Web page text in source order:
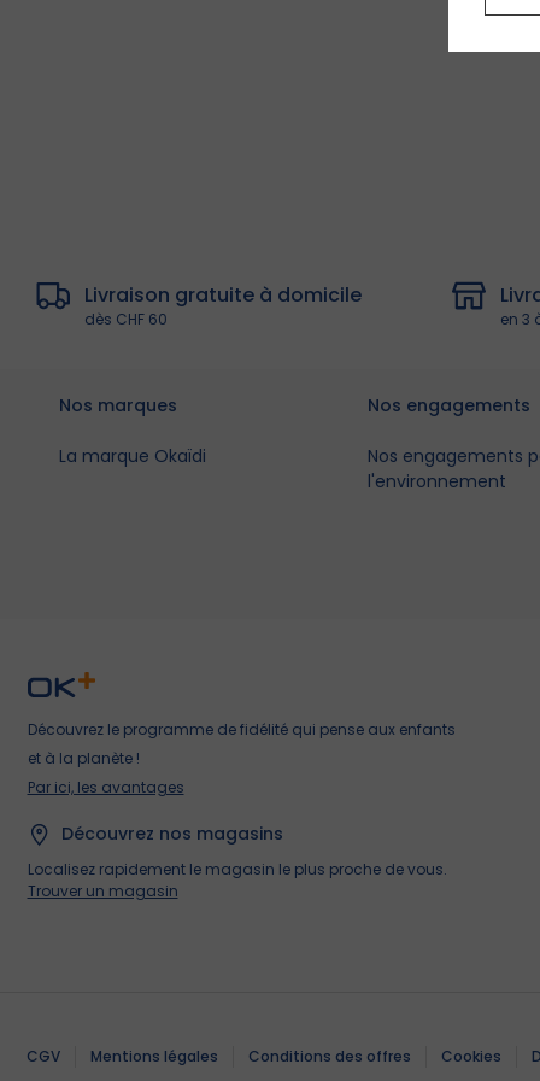
Livraison gratuite à domicile
dès CHF 60 en 3
Nos marques
La marque Okaïdi
Nos engagements
Nos engagements
l'environnement
Découvrez le programme de fidélité qui pense aux enfants
et à la planète !
Par ici, les avantages
Découvrez nos magasins
Localisez rapidement le magasin le plus proche de vous.
Trouver un magasin
CGV Mentions légales Conditions des offres Cookies